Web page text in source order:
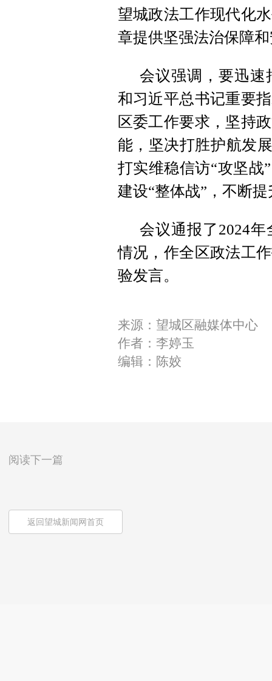
望城政法工作现代化
章提供坚强法治保障
会议强调，要迅速
和习近平总书记重要
区委工作要求，坚持
能，坚决打胜护航发
打实维稳信访“攻坚战
建设“整体战”，不断
会议通报了2024
情况，作全区政法工
验发言。
来源：望城区融媒体中心
作者：李婷玉
编辑：陈姣
阅读下一篇
返回望城新闻网首页